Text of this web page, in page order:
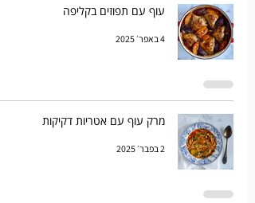
עוף עם תפוזים בקליפה
4 באפר׳ 2025
מרק עוף עם אטריות דקיקות
2 בפבר׳ 2025